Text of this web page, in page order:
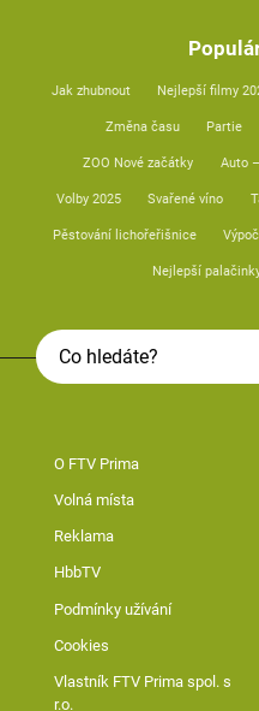
Jak zhubnout Nejlepší filmy
Změna času Partie
ZOO Nové začátky Auto
Volby 2025 Svařené víno
Pěstování lichořeřišnice
Nejlepší
O FTV Prima
Volná místa
Reklama
HbbTV
Podmínky užívání
Cookies
Vlastník FTV Prima spol. s
r.o.